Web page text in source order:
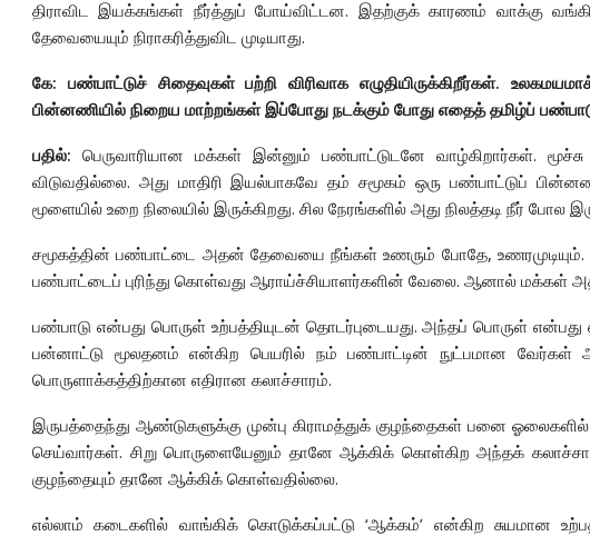
திராவிட இயக்கங்கள் நீர்த்துப் போய்விட்டன. இதற்குக் காரணம் வாக்கு
தேவையையும் நிராகரித்துவிட முடியாது.
கே: பண்பாட்டுச் சிதைவுகள் பற்றி விரிவாக எழுதியிருக்கிறீர்கள்.
பின்னணியில் நிறைய மாற்றங்கள் இப்போது நடக்கும் போது எதைத் தமிழ்ப்
பதில்: பெருவாரியான மக்கள் இன்னும் பண்பாட்டுடனே வாழ்கிறார்கள்.
விடுவதில்லை. அது மாதிரி இயல்பாகவே தம் சமூகம் ஒரு பண்பாட்டுப்
மூளையில் உறை நிலையில் இருக்கிறது. சில நேரங்களில் அது நிலத்தடி நீர் போல
சமூகத்தின் பண்பாட்டை அதன் தேவையை நீங்கள் உணரும் போதே, உணரமுடியும்.
பண்பாட்டைப் புரிந்து கொள்வது ஆராய்ச்சியாளர்களின் வேலை. ஆனால் மக்கள்
பண்பாடு என்பது பொருள் உற்பத்தியுடன் தொடர்புடையது. அந்தப் பொருள்
பன்னாட்டு மூலதனம் என்கிற பெயரில் நம் பண்பாட்டின் நுட்பமான வேர்கள்
பொருளாக்கத்திற்கான எதிரான கலாச்சாரம்.
இருபத்தைந்து ஆண்டுகளுக்கு முன்பு கிராமத்துக் குழந்தைகள் பனை
செய்வார்கள். சிறு பொருளையேனும் தானே ஆக்கிக் கொள்கிற அந்தக்
குழந்தையும் தானே ஆக்கிக் கொள்வதில்லை.
எல்லாம் கடைகளில் வாங்கிக் கொடுக்கப்பட்டு ‘ஆக்கம்’ என்கிற சுயமான